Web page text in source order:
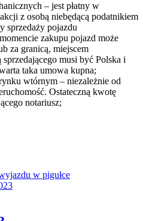
– jest płatny w
z osobą niebędącą podatnikiem
sprzedaży pojazdu
zakupu pojazd może
za granicą, miejscem
musi być Polska i
taka umowa kupna;
wtórnym – niezależnie od
Ostateczną kwotę
notariusz;
w pigułce